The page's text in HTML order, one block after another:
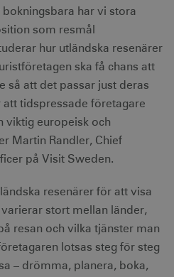
har vi stora
som resmål
hur utländska resenärer
ska få chans att
så att det passar just deras
tidspressade företagare
viktig europeisk och
Martin Randler, Chief
på Visit Sweden.
resenärer för att visa
stort mellan länder,
resan och vilka tjänster man
lotsas steg för steg
– drömma, planera, boka,